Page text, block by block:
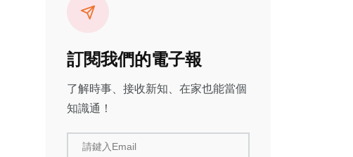
訂閱我們的電子報
了解時事、接收新知、在家也能當個
知識通！
請鍵入Email